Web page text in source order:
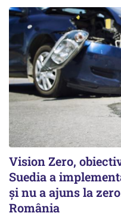
Vision Zero,
Suedia a
şi nu a ajuns la
România